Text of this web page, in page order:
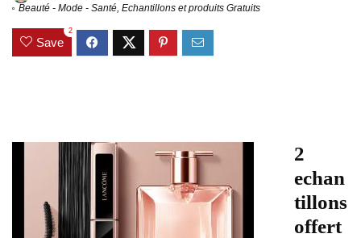
Beauté - Mode - Santé, Echantillons et produits Gratuits
Save
2
2
echan
tillons
offert